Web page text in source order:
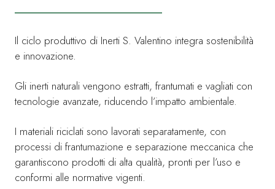
Il ciclo produttivo di Inerti S. Valentino integra sostenibilità
e innovazione.
Gli inerti naturali vengono estratti, frantumati e vagliati con
tecnologie avanzate, riducendo l’impatto ambientale.
I materiali riciclati sono lavorati separatamente, con
processi di frantumazione e separazione meccanica che
garantiscono prodotti di alta qualità, pronti per l’uso e
conformi alle normative vigenti.